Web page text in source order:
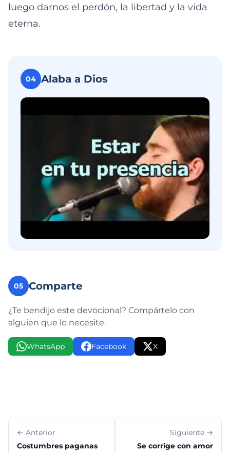
luego darnos el perdón, la libertad y la vida
eterna.
04 Alaba a Dios
05 Comparte
¿Te bendijo este devocional? Compártelo con
alguien que lo necesite.
WhatsApp Facebook X
← Anterior
Costumbres paganas
Siguiente →
Se corrige con amor